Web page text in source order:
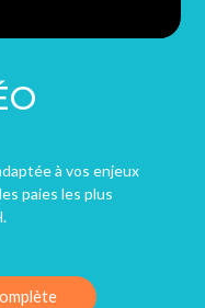
à vos enjeux
paies les plus